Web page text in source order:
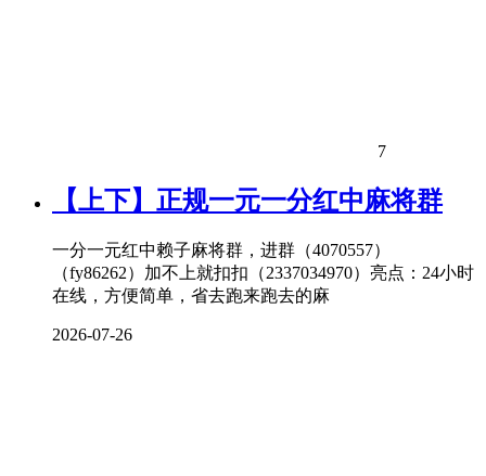
7
【上下】正规一元一分红中麻将群
一分一元红中赖子麻将群，进群（4070557）
（fy86262）加不上就扣扣（2337034970）亮点：24小时
在线，方便简单，省去跑来跑去的麻
2026-07-26